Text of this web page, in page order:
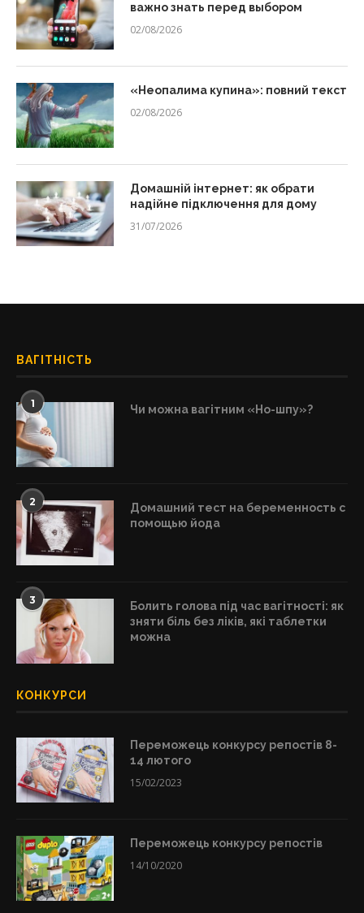
важно знать перед выбором
02/08/2026
«Неопалима купина»: повний текст
02/08/2026
Домашній інтернет: як обрати
надійне підключення для дому
31/07/2026
ВАГІТНІСТЬ
1 Чи можна вагітним «Но-шпу»?
2
Домашний тест на беременность с
помощью йода
3
Болить голова під час вагітності: як
зняти біль без ліків, які таблетки
можна
КОНКУРСИ
Переможець конкурсу репостів 8-
14 лютого
15/02/2023
Переможець конкурсу репостів
14/10/2020